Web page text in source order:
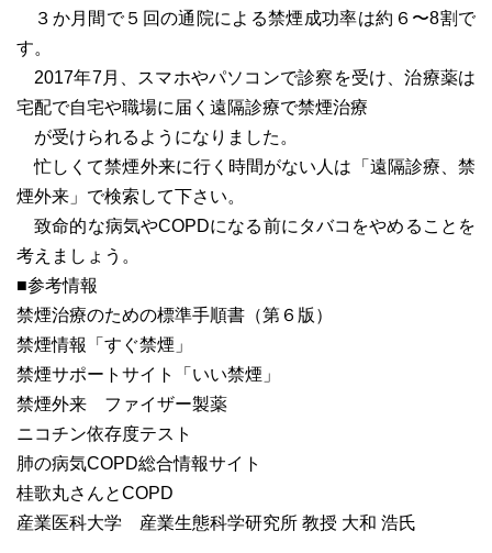
３か月間で５回の通院による禁煙成功率は約６〜8割で
す。
2017年7月、スマホやパソコンで診察を受け、治療薬は
宅配で自宅や職場に届く遠隔診療で禁煙治療
が受けられるようになりました。
忙しくて禁煙外来に行く時間がない人は「遠隔診療、禁
煙外来」で検索して下さい。
致命的な病気やCOPDになる前にタバコをやめることを
考えましょう。
■参考情報
禁煙治療のための標準手順書（第６版）
禁煙情報「すぐ禁煙」
禁煙サポートサイト「いい禁煙」
禁煙外来 ファイザー製薬
ニコチン依存度テスト
肺の病気COPD総合情報サイト
桂歌丸さんとCOPD
産業医科大学 産業生態科学研究所 教授 大和 浩氏